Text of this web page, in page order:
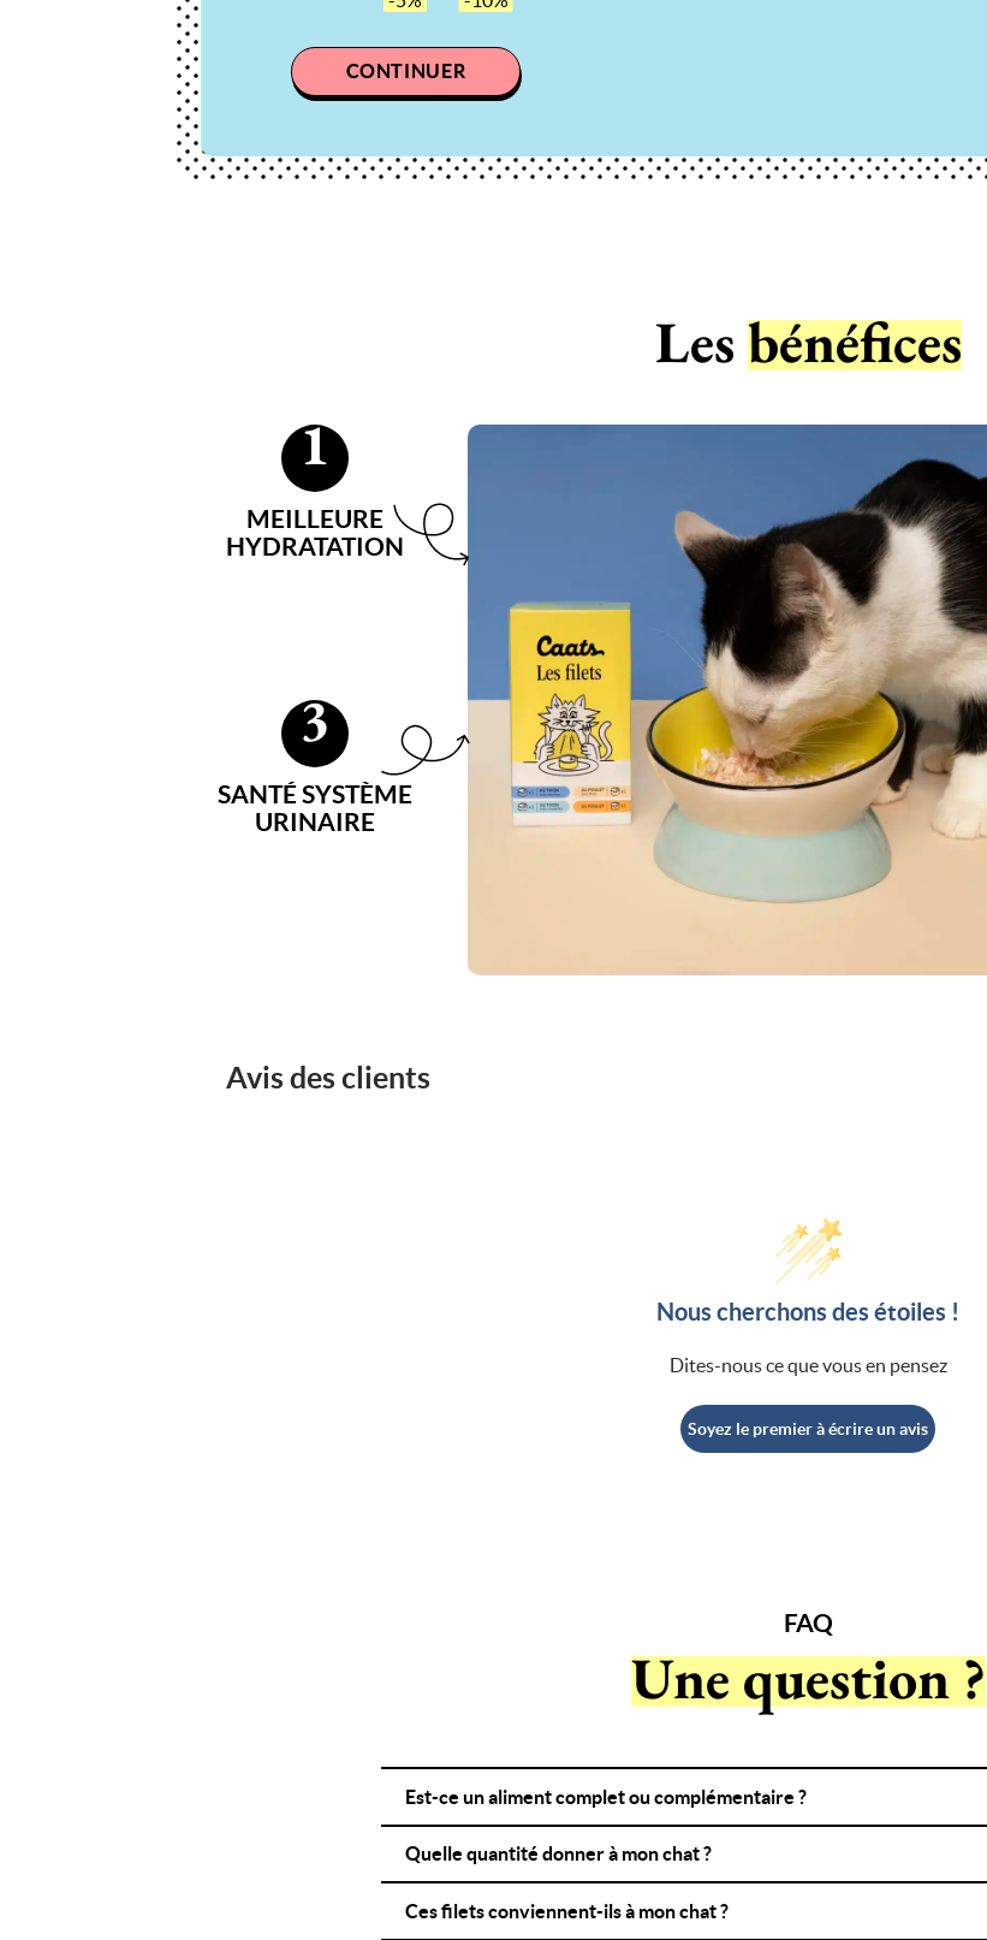
CONTINUER
Lesbénéfices
1
MEILLEURE
HYDRATATION
3
SANTÉ SYSTÈME
URINAIRE
Avis des clients
Nous cherchons des étoiles !
Dites-nous ce que vous en pensez
Soyez le premier à écrire un avis
FAQ
Une question ?
Est-ce un aliment complet ou complémentaire ?
Quelle quantité donner à mon chat ?
Ces filets conviennent-ils à mon chat ?